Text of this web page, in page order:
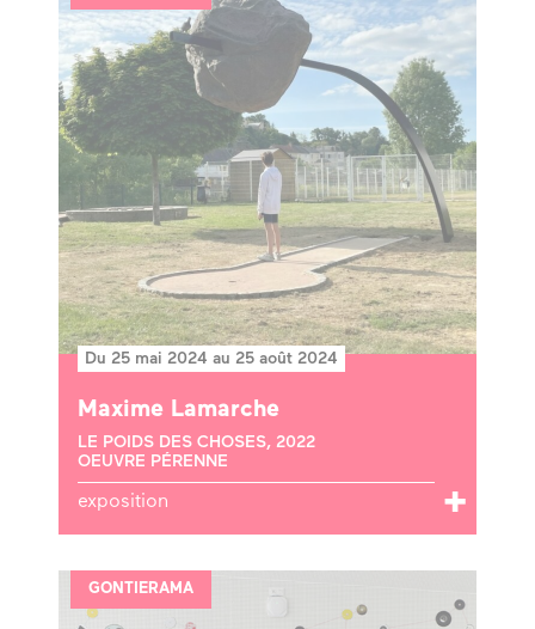
Du 25 mai 2024 au 25 août 2024
Maxime Lamarche
LE POIDS DES CHOSES, 2022
OEUVRE PÉRENNE
exposition
GONTIERAMA